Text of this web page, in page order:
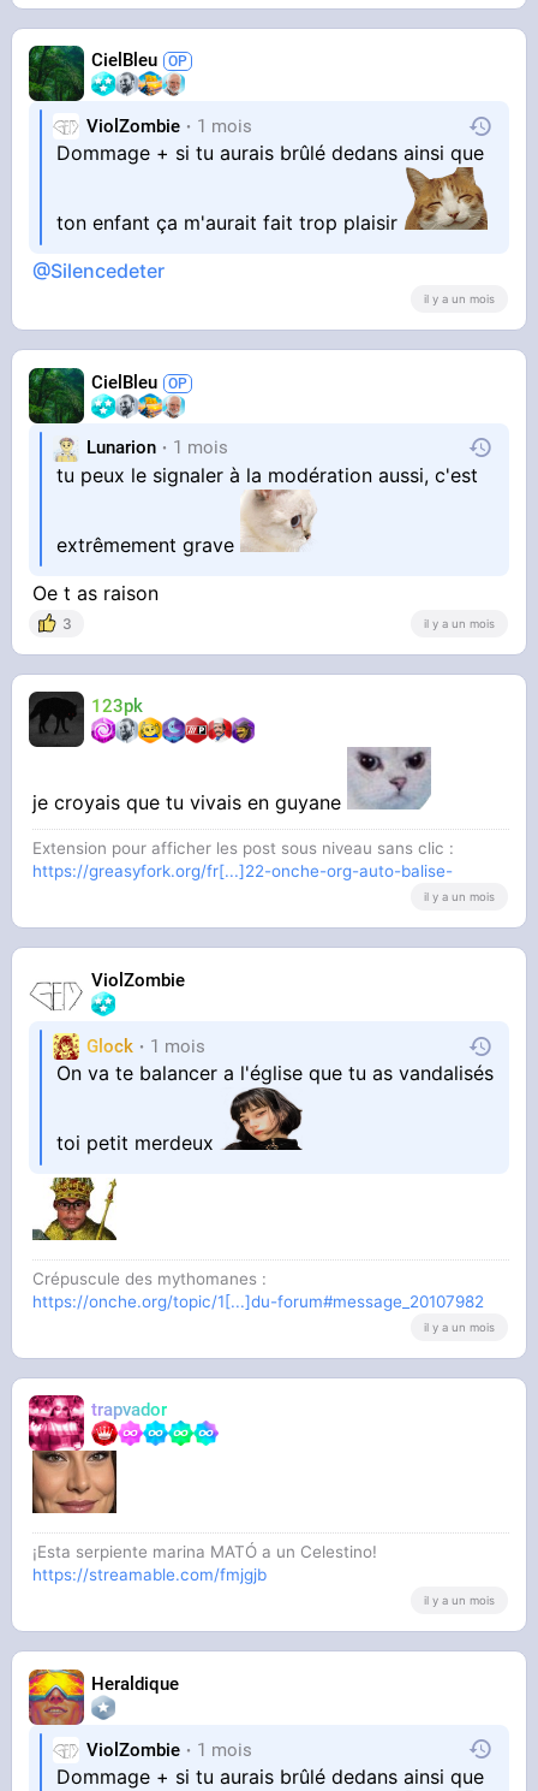
CielBleu
ViolZombie 1 mois
Dommage + si tu aurais brûlé dedans ainsi que
ton enfant ça m'aurait fait trop plaisir
@Silencedeter
il y a un mois
CielBleu
Lunarion 1 mois
tu peux le signaler à la modération aussi, c'est
extrêmement grave
Oe t as raison
3 il y a un mois
123pk
je croyais que tu vivais en guyane
Extension pour afficher les post sous niveau sans clic :
https://greasyfork.org/fr[...]22-onche-org-auto-balise-
il y a un mois
ViolZombie
Glock 1 mois
On va te balancer a l'église que tu as vandalisés
toi petit merdeux
Crépuscule des mythomanes :
https://onche.org/topic/1[...]du-forum#message_20107982
il y a un mois
trapvador
¡Esta serpiente marina MATÓ a un Celestino!
https://streamable.com/fmjgjb
il y a un mois
Heraldique
ViolZombie 1 mois
Dommage + si tu aurais brûlé dedans ainsi que